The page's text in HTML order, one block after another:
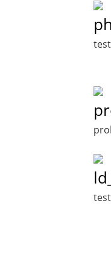
test
test